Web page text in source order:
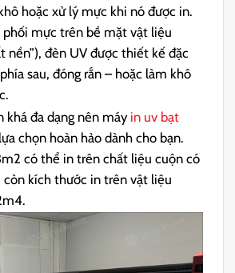
hoặc xử lý mực khi nó được in.
phối mực trên bề mặt vật liệu
nền”), đèn UV được thiết kế đặc
sau, đóng rắn – hoặc làm khô
khá đa dạng nên máy in uv bạt
chọn hoàn hảo dành cho bạn.
có thể in trên chất liệu cuộn có
kích thước in trên vật liệu